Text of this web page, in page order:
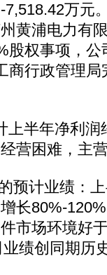
万元
黄浦电力有
股权事项，
商行政管理
半年净利润
营困难，主
计业绩：上
长80%-
市场环境好
绩创同期历